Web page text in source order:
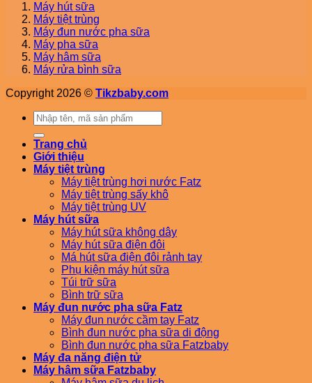
Máy hút sữa
Máy tiệt trùng
Máy đun nước pha sữa
Máy pha sữa
Máy hâm sữa
Máy rửa bình sữa
Copyright 2026 © Tikzbaby.com
Tìm
kiếm:
Trang chủ
Giới thiệu
Máy tiệt trùng
Máy tiệt trùng hơi nước Fatz
Máy tiệt trùng sấy khô
Máy tiệt trùng UV
Máy hút sữa
Máy hút sữa không dây
Máy hút sữa điện đôi
Má hút sữa điện đôi rảnh tay
Phụ kiện máy hút sữa
Túi trữ sữa
Bình trữ sữa
Máy đun nước pha sữa Fatz
Máy đun nước cầm tay Fatz
Bình đun nước pha sữa di động
Bình đun nước pha sữa Fatzbaby
Máy đa năng điện tử
Máy hâm sữa Fatzbaby